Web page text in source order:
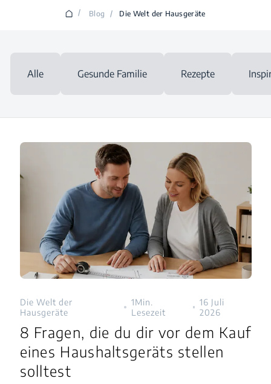
/ Blog / Die Welt der Hausgeräte
Alle Gesunde Familie Rezepte
Die Welt der
Hausgeräte
1Min.
Lesezeit
16 Juli
2026
8 Fragen, die du dir vor dem Kauf
eines Haushaltsgeräts stellen
solltest